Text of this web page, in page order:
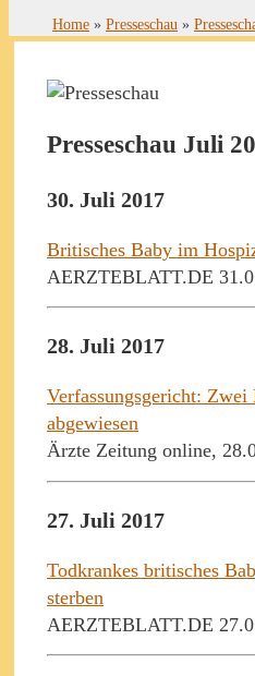
Home » Presseschau »
Presseschau Juli
30. Juli 2017
Britisches Baby im
AERZTEBLATT.DE
28. Juli 2017
Verfassungsgericht:
abgewiesen
Ärzte Zeitung online,
27. Juli 2017
Todkrankes britisches
sterben
AERZTEBLATT.DE